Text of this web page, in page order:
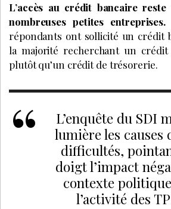
L’accès au crédit bancaire
nombreuses petites entreprises.
répondants ont sollicité un crédit
la majorité recherchant un crédit
plutôt qu’un crédit de trésorerie.
L’enquête du SDI
lumière les causes
difficultés,
doigt l’impact
contexte
l’activité des